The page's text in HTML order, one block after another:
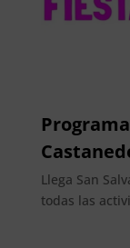
Llega San
todas las